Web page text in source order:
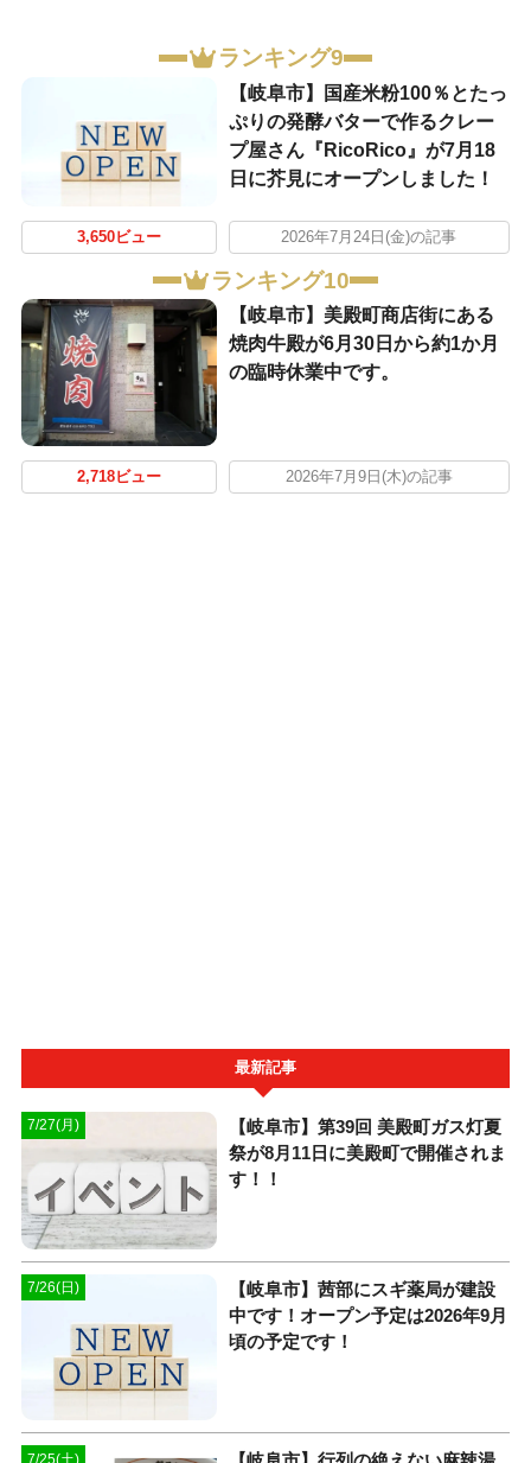
ランキング9
【岐阜市】国産米粉100％とたっ
ぷりの発酵バターで作るクレー
プ屋さん『RicoRico』が7月18
日に芥見にオープンしました！
3,650ビュー 2026年7月24日(金)の記事
ランキング10
【岐阜市】美殿町商店街にある
焼肉牛殿が6月30日から約1か月
の臨時休業中です。
2,718ビュー 2026年7月9日(木)の記事
最新記事
7/27(月)
【岐阜市】第39回 美殿町ガス灯夏
祭が8月11日に美殿町で開催されま
す！！
7/26(日)
【岐阜市】茜部にスギ薬局が建設
中です！オープン予定は2026年9月
頃の予定です！
7/25(土)